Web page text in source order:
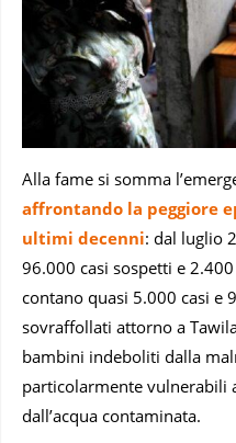
Alla fame si somma
affrontando la peggiore
ultimi decenni: dal luglio
96.000 casi sospetti e
contano quasi 5.000 casi e
sovraffollati attorno a
bambini indeboliti dalla
particolarmente vulnerabili
dall’acqua contaminata.